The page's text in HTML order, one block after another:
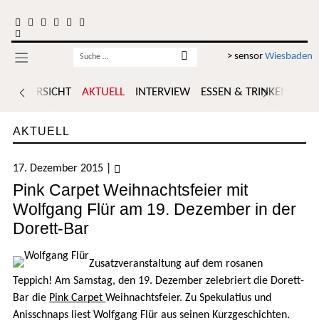
Username > sensor Wiesbaden
ÜBERSICHT AKTUELL INTERVIEW ESSEN & TRINKEN
AKTUELL
17. Dezember 2015
Pink Carpet Weihnachtsfeier mit
Wolfgang Flür am 19. Dezember in der
Dorett-Bar
Zusatzveranstaltung auf dem rosanen
Teppich! Am Samstag, den 19. Dezember zelebriert die Dorett-
Bar die Pink Carpet Weihnachtsfeier. Zu Spekulatius und
Anisschnaps liest Wolfgang Flür aus seinen Kurzgeschichten.